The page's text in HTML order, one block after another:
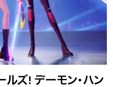
ズ! デーモン・ハン